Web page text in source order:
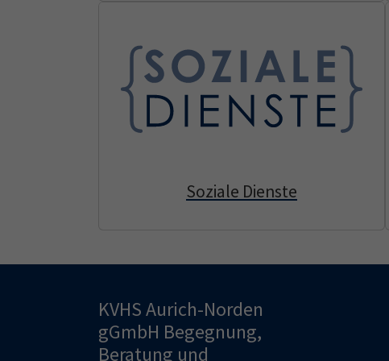
Soziale Dienste
KVHS Aurich-Norden
gGmbH Begegnung,
Beratung und